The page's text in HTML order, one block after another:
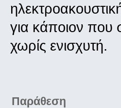
για κάποιον που
χωρίς ενισχυτή.
Παράθεση